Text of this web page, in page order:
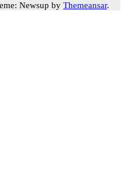
Newsup by Themeansar.